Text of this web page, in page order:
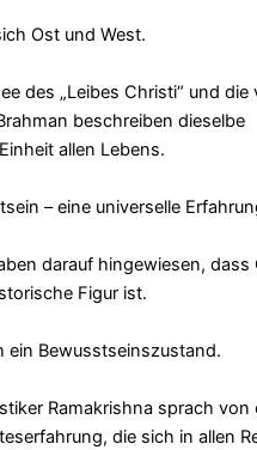
Ost und West.
des „Leibes Christi“ und die
beschreiben dieselbe
allen Lebens.
– eine universelle
darauf hingewiesen, dass
Figur ist.
ein Bewusstseinszustand.
Ramakrishna sprach von
die sich in allen